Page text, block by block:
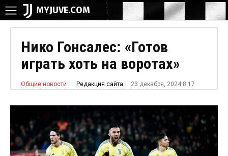
MYJUVE.COM
Нико Гонсалес: «Готов
играть хоть на воротах»
Общие новости Редакция сайта 23 декабря, 2024 8:17